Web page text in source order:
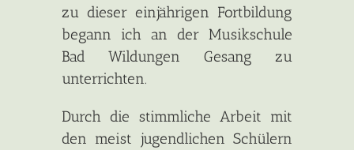
zu dieser einjährigen Fortbildung
begann ich an der Musikschule
Bad Wildungen Gesang zu
unterrichten.
Durch die stimmliche Arbeit mit
den meist jugendlichen Schülern